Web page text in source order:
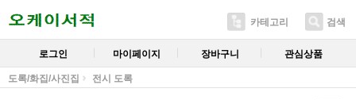
카테고리 검색
로그인 마이페이지 장바구니 관심상품
도록/화집/사진집 전시 도록